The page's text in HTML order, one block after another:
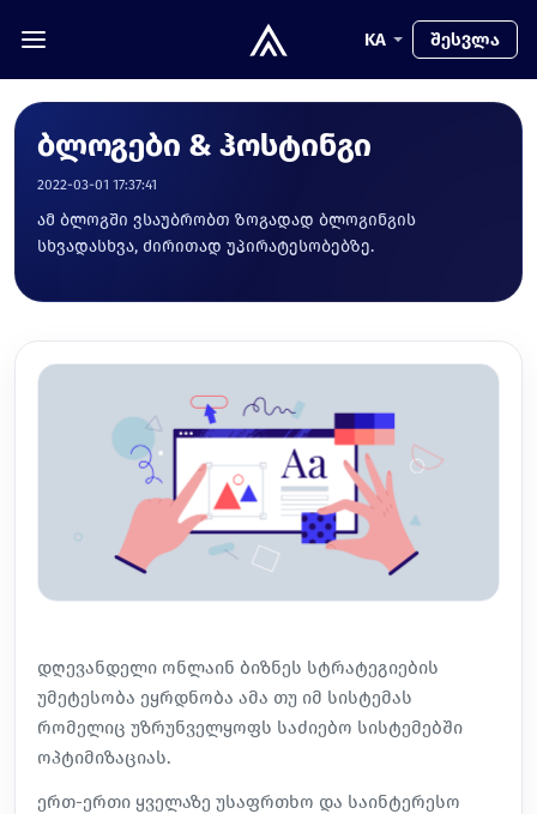
KA შესვლა
ბლოგები & ჰოსტინგი
2022-03-01 17:37:41
ამ ბლოგში ვსაუბრობთ ზოგადად ბლოგინგის
სხვადასხვა, ძირითად უპირატესობებზე.
დღევანდელი ონლაინ ბიზნეს სტრატეგიების
უმეტესობა ეყრდნობა ამა თუ იმ სისტემას
რომელიც უზრუნველყოფს საძიებო სისტემებში
ოპტიმიზაციას.
ერთ-ერთი ყველაზე უსაფრთხო და საინტერესო